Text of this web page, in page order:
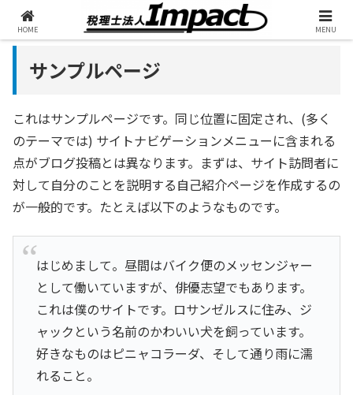
サンプルページ
これはサンプルページです。同じ位置に固定され、(多く
のテーマでは) サイトナビゲーションメニューに含まれる
点がブログ投稿とは異なります。まずは、サイト訪問者に
対して自分のことを説明する自己紹介ページを作成するの
が一般的です。たとえば以下のようなものです。
はじめまして。昼間はバイク便のメッセンジャー
として働いていますが、俳優志望でもあります。
これは僕のサイトです。ロサンゼルスに住み、ジ
ャックという名前のかわいい犬を飼っています。
好きなものはピニャコラーダ、そして通り雨に濡
れること。
HOME MENU